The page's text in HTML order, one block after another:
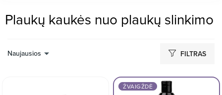
Plaukų kaukės nuo plaukų slinkimo
Naujausios FILTRAS
ŽVAIGŽDĖ